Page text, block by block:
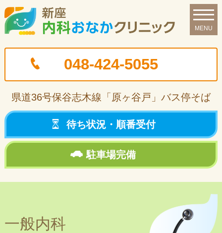
待ち状況・ 順番受付
駐車場完備
048-424-5055
県道36号保谷志木線 「原ヶ谷戸」バス停そば
一般内科